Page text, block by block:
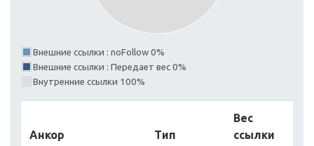
Внешние ссылки : noFollow 0%
Внешние ссылки : Передает вес 0%
Внутренние ссылки 100%
Анкор Тип
Вес
ссылки